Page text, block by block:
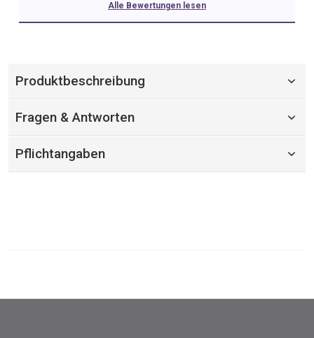
Alle Bewertungen lesen
Produktbeschreibung
Fragen & Antworten
Pflichtangaben